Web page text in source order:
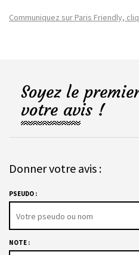
Communiquez sur Paris Friendly,
Soyez le
votre avis !
Donner votre avis :
PSEUDO :
NOTE :